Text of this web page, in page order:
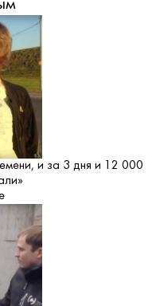
и за 3 дня и 12 000